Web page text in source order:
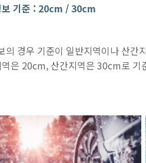
보 기준 : 20cm / 30cm
의 경우 기준이 일반지역이나 산간
은 20cm, 산간지역은 30cm로 기